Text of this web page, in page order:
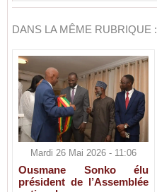
DANS LA MÊME RUBRIQUE :
Mardi 26 Mai 2026 - 11:06
Ousmane Sonko élu
président de l’Assemblée